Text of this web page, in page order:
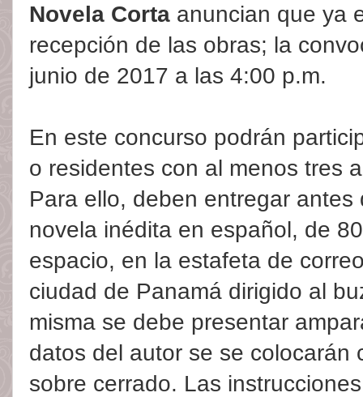
Novela Corta anuncian que ya
recepción de las obras; la
junio de 2017 a las 4:00 p.m.
En este concurso podrán
o residentes con al menos tres
Para ello, deben entregar
novela inédita en español, de
espacio, en la estafeta de
ciudad de Panamá dirigido al
misma se debe presentar
datos del autor se se colocarán
sobre cerrado. Las